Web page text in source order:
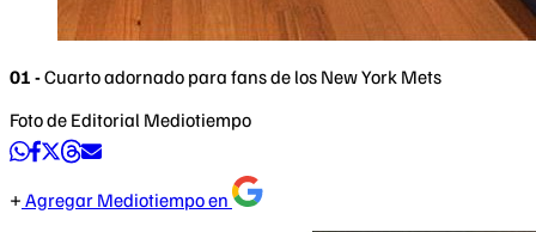
01 -Cuarto adornado para fans de los New York Mets
Foto de Editorial Mediotiempo
Agregar Mediotiempo en